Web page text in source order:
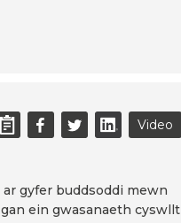
Video
gyfer buddsoddi mewn
ein gwasanaeth cyswllt